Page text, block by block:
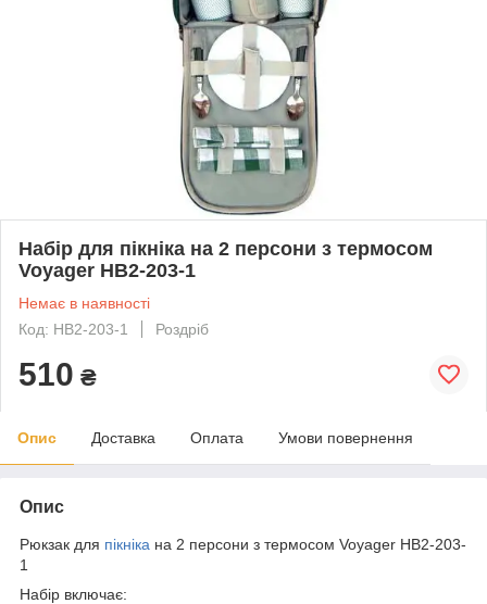
Набір для пікніка на 2 персони з термосом
Voyager HB2-203-1
Немає в наявності
Код: HB2-203-1
Роздріб
510 ₴
Опис Доставка Оплата Умови повернення
Опис
Рюкзак для пікніка на 2 персони з термосом Voyager НВ2-203-
1
Набір включає: